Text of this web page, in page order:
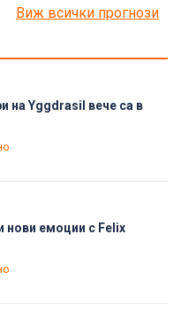
Виж всички прогнози
на Yggdrasil вече са в
нови емоции с Felix